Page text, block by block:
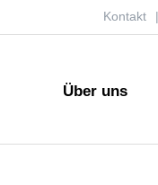
Kontakt
Über uns